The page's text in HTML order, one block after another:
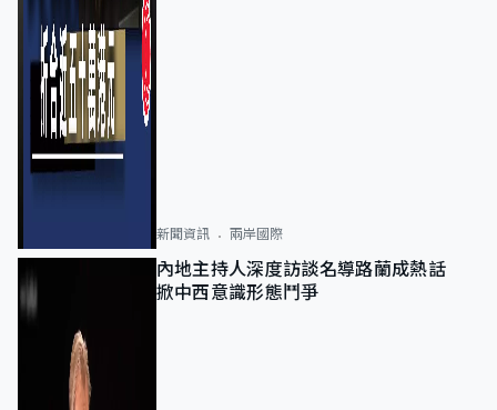
新聞資訊 兩岸國際
內地主持人深度訪談名導路蘭成熱話
掀中西意識形態鬥爭